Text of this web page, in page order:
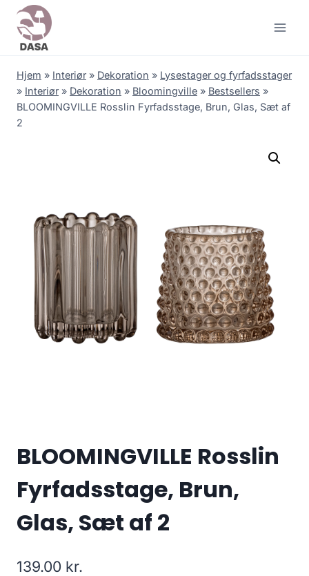
Skip
content
Hjem » Interiør » Dekoration » Lysestager og fyrfadsstager
» Interiør » Dekoration » Bloomingville » Bestsellers »
BLOOMINGVILLE Rosslin Fyrfadsstage, Brun, Glas, Sæt af
2
BLOOMINGVILLE Rosslin
Fyrfadsstage, Brun,
Glas, Sæt af 2
139.00 kr.